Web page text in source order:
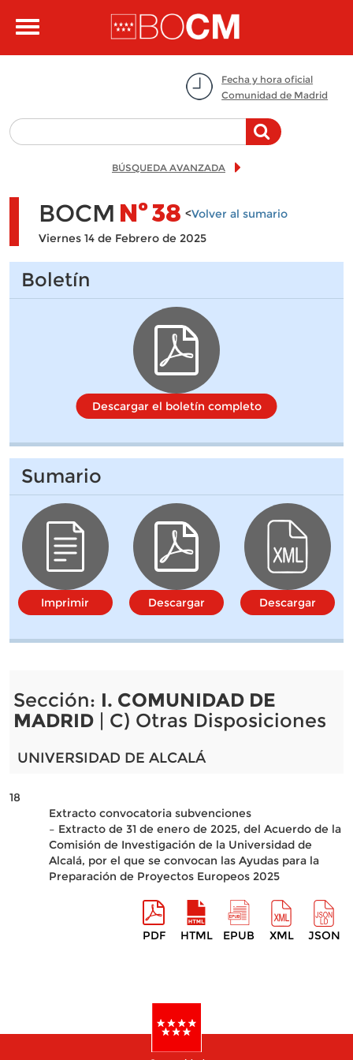
Toggle
Fecha y hora oficial
Comunidad de Madrid
BÚSQUEDA AVANZADA
BOCM Nº38 <Volver al sumario
Viernes 14 de Febrero de 2025
Boletín
Descargar el boletín completo
Sumario
Imprimir Descargar Descargar
Sección: I. COMUNIDAD DE
MADRID| C) Otras Disposiciones
UNIVERSIDAD DE ALCALÁ
18
Extracto convocatoria subvenciones
– Extracto de 31 de enero de 2025, del Acuerdo de la
Comisión de Investigación de la Universidad de
Alcalá, por el que se convocan las Ayudas para la
Preparación de Proyectos Europeos 2025
PDF HTML EPUB XML JSON